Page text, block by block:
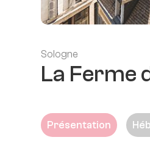
Sologne
La Ferme
Présentation